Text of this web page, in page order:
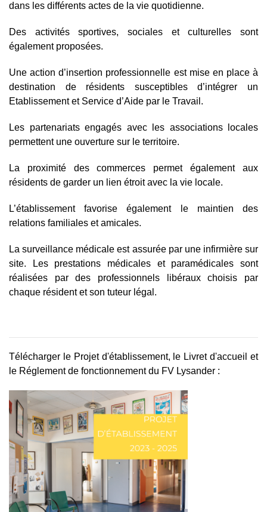
dans les différents actes de la vie quotidienne.
Des activités sportives, sociales et culturelles sont
également proposées.
Une action d’insertion professionnelle est mise en place à
destination de résidents susceptibles d’intégrer un
Etablissement et Service d’Aide par le Travail .
Les partenariats engagés avec les associations locales
permettent une ouverture sur le territoire.
La proximité des commerces permet également aux
résidents de garder un lien étroit avec la vie locale.
L’établissement favorise également le maintien des
relations familiales et amicales.
La surveillance médicale est assurée par une infirmière sur
site. Les prestations médicales et paramédicales sont
réalisées par des professionnels libéraux choisis par
chaque résident et son tuteur légal.
Télécharger le Projet d'établissement, le Livret d'accueilet
le Réglement de fonctionnementdu FV Lysander :